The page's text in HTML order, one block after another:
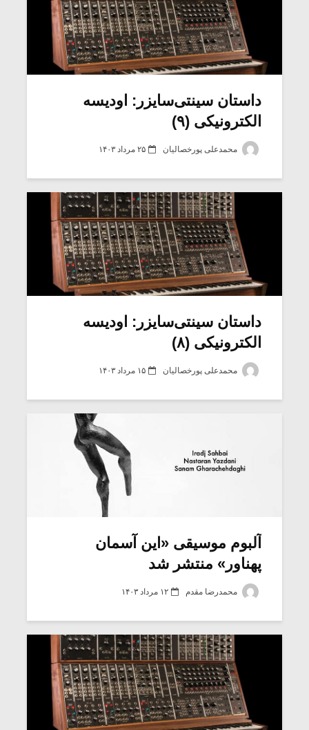
داستان سینتی‌سایزر: اودیسه
الکترونیکی (۹)
محمدعلی پورخصالیان ۲۵ مرداد ۱۴۰۳
داستان سینتی‌سایزر: اودیسه
الکترونیکی (۸)
محمدعلی پورخصالیان ۱۵ مرداد ۱۴۰۳
آلبوم موسیقی «این آسمان
پهناور» منتشر شد
محمدرضا مقدم ۱۲ مرداد ۱۴۰۳